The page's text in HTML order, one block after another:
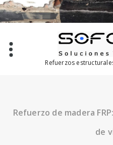
Saltar
al
contenido
Refuerzos
Refuerzo de madera
de